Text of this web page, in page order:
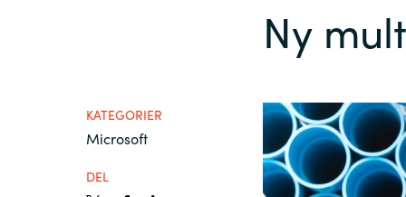
Global site
Austria
Denmark
Channel Partner
Ny
KATEGORIER
Microsoft
DEL